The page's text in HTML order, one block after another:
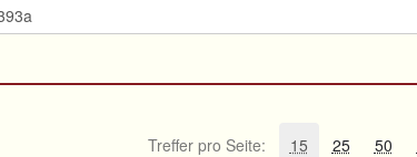
Treffer pro Seite: 15 25 50